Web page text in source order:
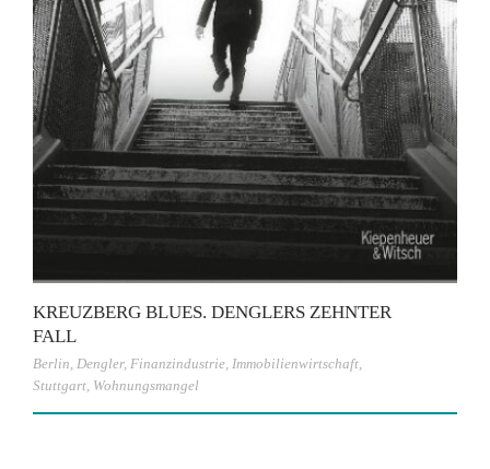
KREUZBERG BLUES. DENGLERS ZEHNTER
FALL
Berlin, Dengler, Finanzindustrie, Immobilienwirtschaft,
Stuttgart, Wohnungsmangel